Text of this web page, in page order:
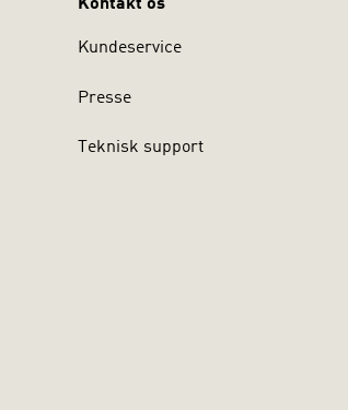
Kontakt os
Kundeservice
Presse
Teknisk support